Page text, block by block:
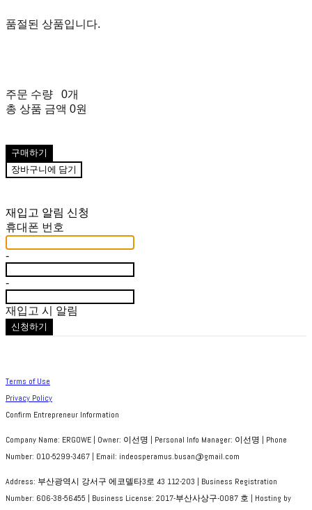
품절된 상품입니다.
주문 수량
0개
총 상품 금액 0원
구매하기
장바구니에 담기
재입고 알림 신청
휴대폰 번호
-
-
재입고 시 알림
신청하기
Terms of Use
Privacy Policy
Confirm Entrepreneur Information
Company Name: ERGOWE | Owner: 이선명 | Personal Info Manager: 이선명 | Phone
Number: 010-5299-3467 | Email: indeosperamus.busan@gmail.com
Address: 부산광역시 강서구 에코델타3로 43 112-203 | Business Registration
Number: 606-38-56455 | Business License: 2017-부산사상구-0087 호 | Hosting by